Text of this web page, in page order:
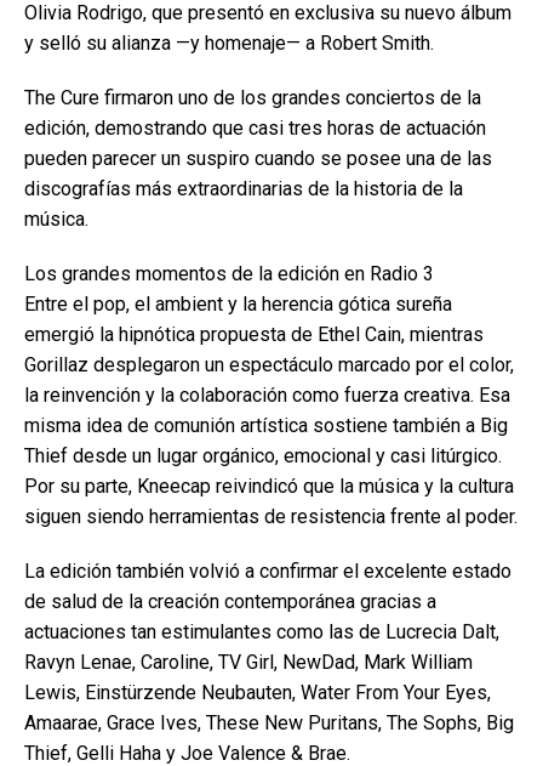
Olivia Rodrigo, que presentó en exclusiva su nuevo álbum
y selló su alianza —y homenaje— a Robert Smith.
The Cure firmaron uno de los grandes conciertos de la
edición, demostrando que casi tres horas de actuación
pueden parecer un suspiro cuando se posee una de las
discografías más extraordinarias de la historia de la
música.
Los grandes momentos de la edición en Radio 3
Entre el pop, el ambient y la herencia gótica sureña
emergió la hipnótica propuesta de Ethel Cain, mientras
Gorillaz desplegaron un espectáculo marcado por el color,
la reinvención y la colaboración como fuerza creativa. Esa
misma idea de comunión artística sostiene también a Big
Thief desde un lugar orgánico, emocional y casi litúrgico.
Por su parte, Kneecap reivindicó que la música y la cultura
siguen siendo herramientas de resistencia frente al poder.
La edición también volvió a confirmar el excelente estado
de salud de la creación contemporánea gracias a
actuaciones tan estimulantes como las de Lucrecia Dalt,
Ravyn Lenae, Caroline, TV Girl, NewDad, Mark William
Lewis, Einstürzende Neubauten, Water From Your Eyes,
Amaarae, Grace Ives, These New Puritans, The Sophs, Big
Thief, Gelli Haha y Joe Valence & Brae.